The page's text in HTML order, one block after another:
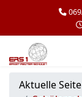
Aktuelle